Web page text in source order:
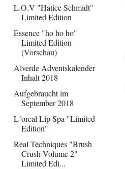
L.O.V "Hatice Schmidt"
Limited Edition
Essence "ho ho ho"
Limited Edition
(Vorschau)
Alverde Adventskalender
Inhalt 2018
Aufgebraucht im
September 2018
L´oreal Lip Spa "Limited
Edition"
Real Techniques "Brush
Crush Volume 2"
Limited Edi...